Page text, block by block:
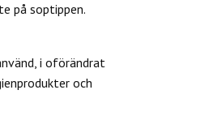
på soptippen.
i oförändrat
och